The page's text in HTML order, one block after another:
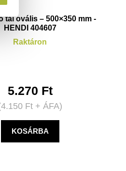
tál ovális – 500×350 mm -
HENDI 404607
Raktáron
5.270 Ft
4.150 Ft+ ÁFA)
KOSÁRBA